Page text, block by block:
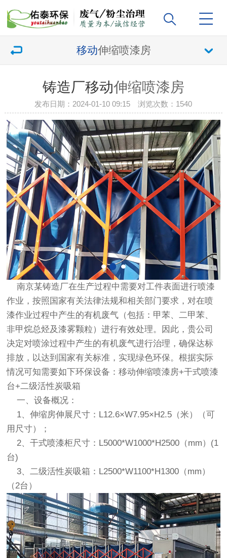
移动伸缩喷漆房
铸造厂移动伸缩喷漆房
发布日期：2024-01-10 09:15 浏览次数： 1540
南京某铸造厂在生产过程中需要对工件表面进行喷漆
作业，按照国家有关法律法规和相关部门要求，对在喷
漆作业过程中产生的有机废气（包括：甲苯、二甲苯、
非甲烷总烃及漆雾颗粒）进行有效处理。因此，贵公司
决定对喷涂过程中产生的有机废气进行治理，确保达标
排放，以达到国家有关标准，实现绿色环保。根据实际
情况可知需要如下环保设备：移动伸缩喷漆房+干式喷漆
台+二级活性炭吸箱
一、设备概况：
1、伸缩房伸展尺寸：L12.6×W7.95×H2.5（米）（可
用尺寸）；
2、干式喷漆柜尺寸：L5000*W1000*H2500（mm）(1
台)
3、二级活性炭吸箱：L2500*W1100*H1300（mm）
（2台）